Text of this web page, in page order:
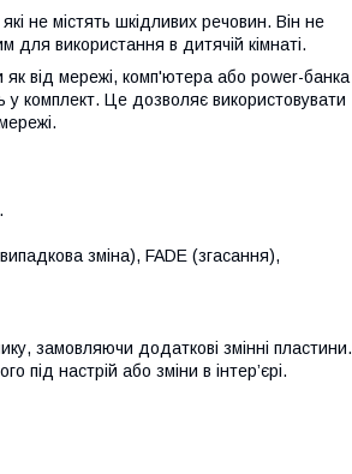
не містять шкідливих речовин. Він не
для використання в дитячій кімнаті.
від мережі, комп'ютера або power-банка
у комплект. Це дозволяє використовувати
зміна), FADE (згасання),
замовляючи додаткові змінні пластини.
під настрій або зміни в інтер’єрі.